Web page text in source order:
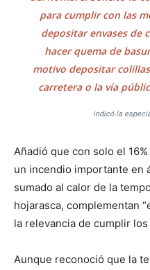
para cumplir con las
depositar envases de
hacer quema de
motivo depositar
carretera o la vía
indicó la
Añadió que con solo el
un incendio importante en
sumado al calor de la
hojarasca, complementan
la relevancia de cumplir
Aunque reconoció que la